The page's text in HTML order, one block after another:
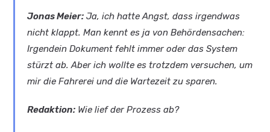
Jonas Meier: Ja, ich hatte Angst, dass irgendwas
nicht klappt. Man kennt es ja von Behördensachen:
Irgendein Dokument fehlt immer oder das System
stürzt ab. Aber ich wollte es trotzdem versuchen, um
mir die Fahrerei und die Wartezeit zu sparen.
Redaktion: Wie lief der Prozess ab?